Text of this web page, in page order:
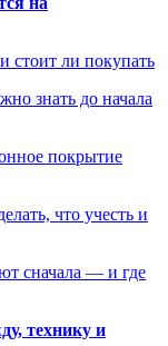
стоит ли покупать
знать до начала
покрытие
что учесть и
сначала — и где
технику и